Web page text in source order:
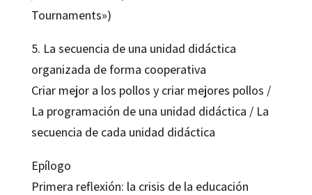
Tournaments»)
5. La secuencia de una unidad didáctica
organizada de forma cooperativa
Criar mejor a los pollos y criar mejores pollos /
La programación de una unidad didáctica / La
secuencia de cada unidad didáctica
Epílogo
Primera reflexión: la crisis de la educación